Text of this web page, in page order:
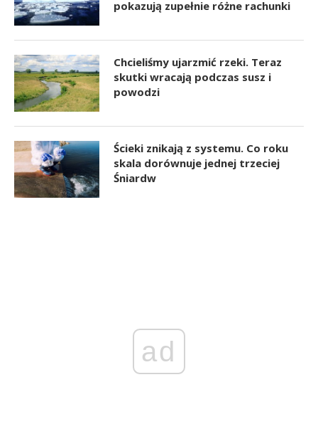
pokazują zupełnie różne rachunki
Chcieliśmy ujarzmić rzeki. Teraz
skutki wracają podczas susz i
powodzi
Ścieki znikają z systemu. Co roku
skala dorównuje jednej trzeciej
Śniardw
ad